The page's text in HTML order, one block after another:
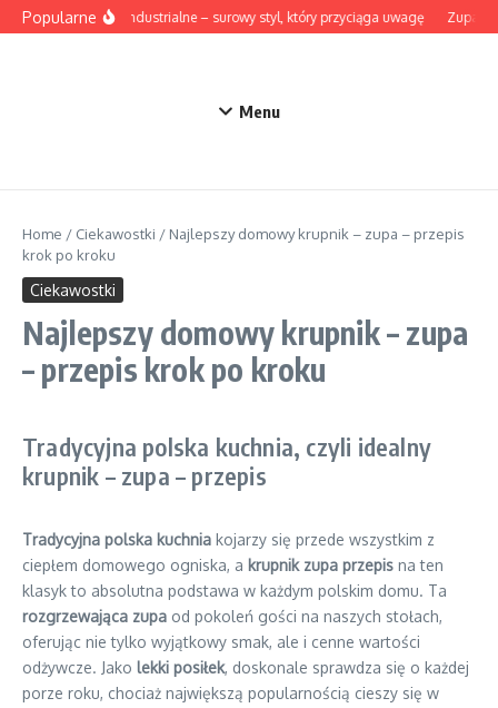
Przejdź do treści
PopularneLampy industrialne – surowy styl, który przyciąga uwagę Zupa z
Menu
Home / Ciekawostki / Najlepszy domowy krupnik – zupa – przepis
krok po kroku
Ciekawostki
Najlepszy domowy krupnik – zupa
– przepis krok po kroku
Tradycyjna polska kuchnia, czyli idealny
krupnik – zupa – przepis
Tradycyjna polska kuchnia kojarzy się przede wszystkim z
ciepłem domowego ogniska, a krupnik zupa przepis na ten
klasyk to absolutna podstawa w każdym polskim domu. Ta
rozgrzewająca zupa od pokoleń gości na naszych stołach,
oferując nie tylko wyjątkowy smak, ale i cenne wartości
odżywcze. Jako lekki posiłek, doskonale sprawdza się o każdej
porze roku, chociaż największą popularnością cieszy się w